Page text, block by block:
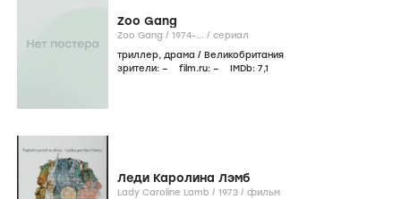
Zoo Gang
Zoo Gang / 1974-... / сериал
триллер, драма / Великобритания
зрители: – film.ru: – IMDb: 7,1
Леди Каролина Лэмб
Lady Caroline Lamb / 1973 / фильм